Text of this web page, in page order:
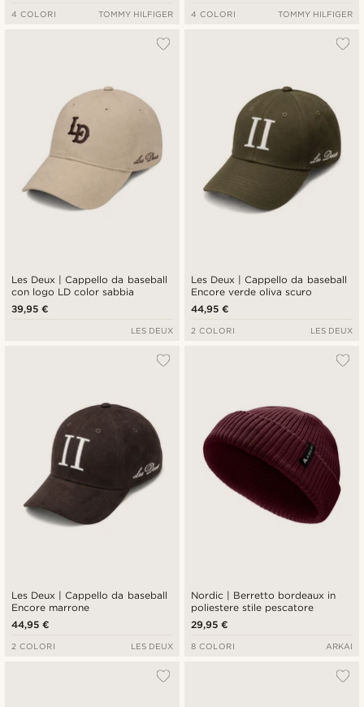
4 COLORI TOMMY HILFIGER 4 COLORI TOMMY HILFIGER
Les Deux | Cappello da baseball
con logo LD color sabbia
39,95 €
LES DEUX
Les Deux | Cappello da baseball
Encore verde oliva scuro
44,95 €
2 COLORI LES DEUX
Les Deux | Cappello da baseball
Encore marrone
44,95 €
2 COLORI LES DEUX
Nordic | Berretto bordeaux in
poliestere stile pescatore
29,95 €
8 COLORI ARKAI